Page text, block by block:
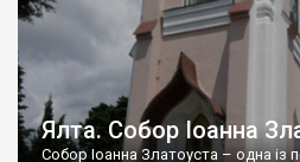
Ялта. Собор Іоанна
Собор Іоанна Златоуста – одна із